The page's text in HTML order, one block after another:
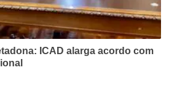
ICAD alarga acordo com